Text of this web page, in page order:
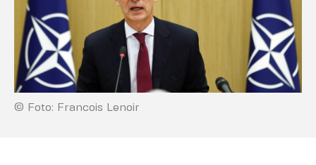
© Foto: Francois Lenoir